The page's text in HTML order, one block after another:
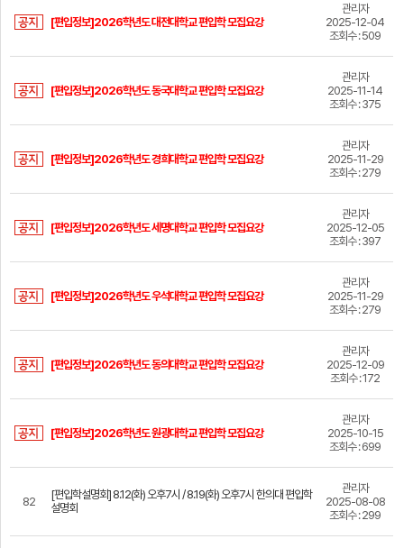
[편입정보]2026학년도 대전대학교 편입학 모집요강
관리자
2025-12-04
조회수 : 509
[편입정보]2026학년도 동국대학교 편입학 모집요강
관리자
2025-11-14
조회수 : 375
[편입정보]2026학년도 경희대학교 편입학 모집요강
관리자
2025-11-29
조회수 : 279
[편입정보]2026학년도 세명대학교 편입학 모집요강
관리자
2025-12-05
조회수 : 397
[편입정보]2026학년도 우석대학교 편입학 모집요강
관리자
2025-11-29
조회수 : 279
[편입정보]2026학년도 동의대학교 편입학 모집요강
관리자
2025-12-09
조회수 : 172
[편입정보]2026학년도 원광대학교 편입학 모집요강
관리자
2025-10-15
조회수 : 699
82
[편입학설명회] 8.12(화) 오후7시 / 8.19(화) 오후7시 한의대 편입학
설명회
관리자
2025-08-08
조회수 : 299